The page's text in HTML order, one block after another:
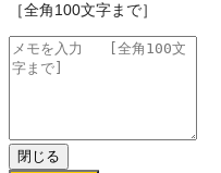
［全角100文字まで］
閉じる